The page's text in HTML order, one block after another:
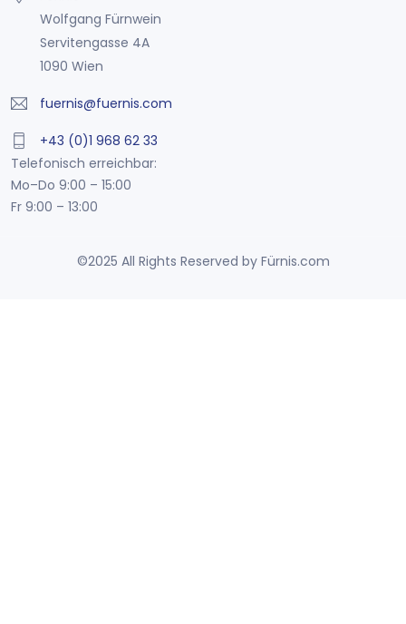
Wolfgang Fürnwein
Servitengasse 4A
1090 Wien
fuernis@fuernis.com
+43 (0)1 968 62 33
Telefonisch erreichbar:
Mo–Do 9:00 – 15:00
Fr 9:00 – 13:00
©2025 All Rights Reserved by Fürnis.com